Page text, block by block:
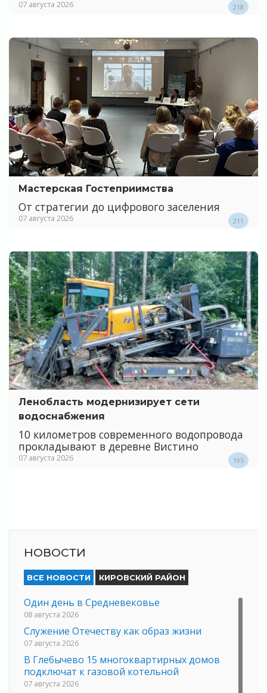
07 августа 2026 218
Мастерская Гостеприимства
От стратегии до цифрового заселения
07 августа 2026 211
Ленобласть модернизирует сети
водоснабжения
10 километров современного водопровода
прокладывают в деревне Вистино
07 августа 2026 195
НОВОСТИ
ВСЕ НОВОСТИ КИРОВСКИЙ РАЙОН
Один день в Средневековье
08 августа 2026
Служение Отечеству как образ жизни
07 августа 2026
В Глебычево 15 многоквартирных домов
подключат к газовой котельной
07 августа 2026